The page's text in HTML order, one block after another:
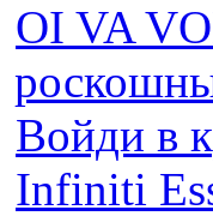
OI VA
Войди в
Infiniti